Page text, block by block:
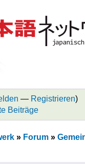
— Registrieren)
Beiträge
» Forum»